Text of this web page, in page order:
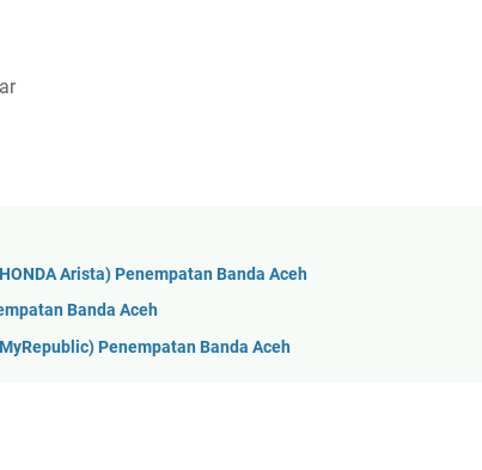
Arista) Penempatan Banda Aceh
Banda Aceh
Penempatan Banda Aceh